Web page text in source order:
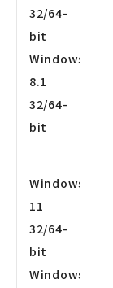
32/64-
bit
Windows
8.1
32/64-
bit
Windows
11
32/64-
bit
Windows